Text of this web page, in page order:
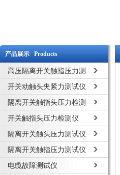
产品展示 Products
高压隔离开关触指压力测
量仪
开关动触头夹紧力测试仪
隔离开关触指头压力检测
仪
开关触指头压力检测仪
隔离开关触头压力测试仪
隔离开关触指压力测试仪
电缆故障测试仪